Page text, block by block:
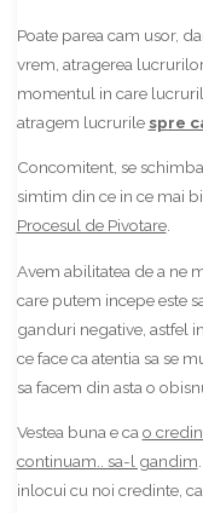
Poate parea cam usor,
vrem, atragerea
momentul in care
atragem lucrurilespre
Concomitent, se
simtim din ce in ce mai
Procesul de Pivotare.
Avem abilitatea de a ne
care putem incepe este
ganduri negative, astfel
ce face ca atentia sa se
sa facem din asta o
Vestea buna e ca o
continuam.. sa-l gandim
inlocui cu noi credinte,